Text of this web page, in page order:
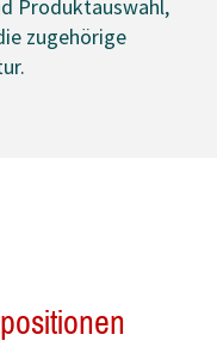
Produktauswahl,
zugehörige